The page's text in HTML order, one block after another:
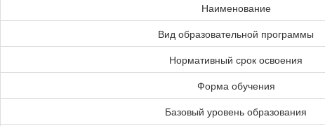
Наименование
Вид образовательной программы
Нормативный срок освоения
Форма обучения
Базовый уровень образования